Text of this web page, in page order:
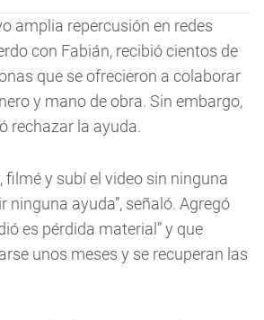
amplia repercusión en redes
con Fabián, recibió cientos de
que se ofrecieron a colaborar
y mano de obra. Sin embargo,
rechazar la ayuda.
filmé y subí el video sin ninguna
ninguna ayuda”, señaló. Agregó
es pérdida material” y que
unos meses y se recuperan las